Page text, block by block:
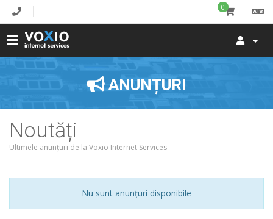
0
ANUNȚURI
Noutăți
Ultimele anunțuri de la Voxio Internet Services
Nu sunt anunțuri disponibile